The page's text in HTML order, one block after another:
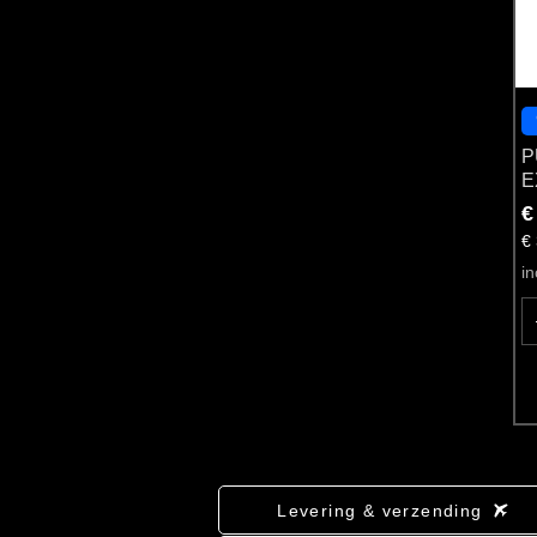
€
Levering & verzending